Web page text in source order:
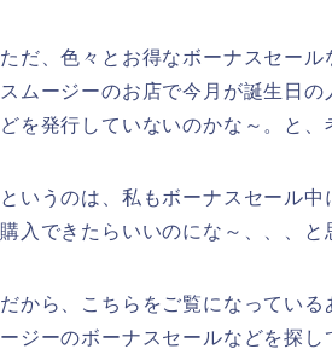
ただ、色々とお得なボーナスセー
スムージーのお店で今月が誕生日
どを発行していないのかな～。と
というのは、私もボーナスセール
購入できたらいいのにな～、、、と
だから、こちらをご覧になってい
ージーのボーナスセールなどを探し